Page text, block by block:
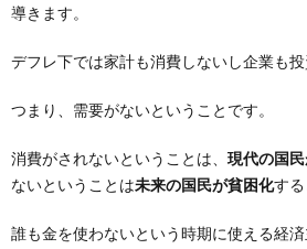
導きます。
デフレ下では家計も消費しないし企業も投
つまり、需要がないということです。
消費がされないということは、 現代の国
ないということは未来の国民が貧困化する
誰も金を使わないという時期に使える経済